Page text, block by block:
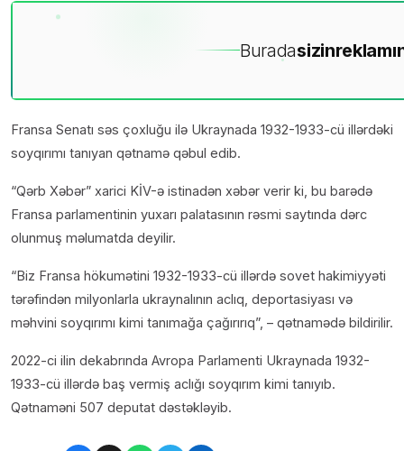
Buradasizin
Fransa Senatı səs çoxluğu ilə Ukraynada 1932-1933-cü illərdəki
soyqırımı tanıyan qətnamə qəbul edib.
“Qərb Xəbər” xarici KİV-ə istinadən xəbər verir ki, bu barədə
Fransa parlamentinin yuxarı palatasının rəsmi saytında dərc
olunmuş məlumatda deyilir.
“Biz Fransa hökumətini 1932-1933-cü illərdə sovet hakimiyyəti
tərəfindən milyonlarla ukraynalının aclıq, deportasiyası və
məhvini soyqırımı kimi tanımağa çağırırıq”, – qətnamədə bildirilir.
2022-ci ilin dekabrında Avropa Parlamenti Ukraynada 1932-
1933-cü illərdə baş vermiş aclığı soyqırım kimi tanıyıb.
Qətnaməni 507 deputat dəstəkləyib.